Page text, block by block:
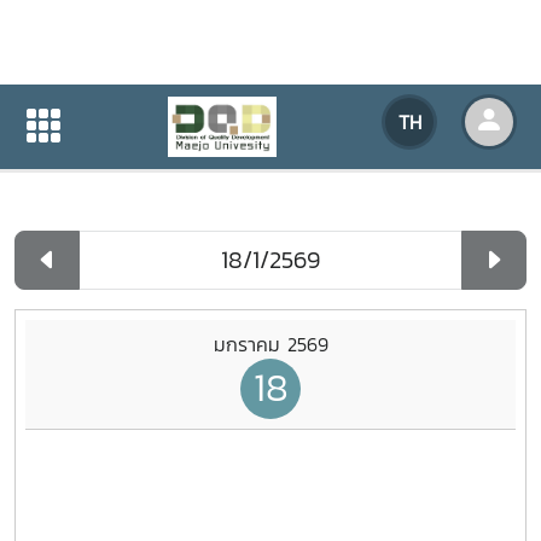
TH
ปฏิทินกิจกรรมของหน่วยงาน
ปฏิทินกิจกรรมของหน่วยงาน
มกราคม 2569
18